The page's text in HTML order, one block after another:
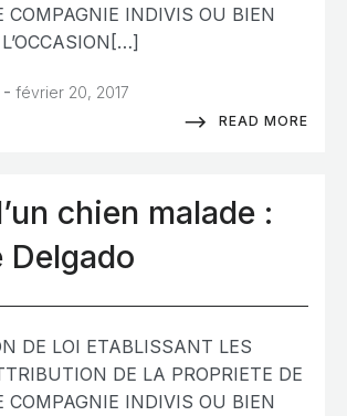
COMPAGNIE INDIVIS OU BIEN
- février 20, 2017
READ MORE
chien malade :
Delgado
DE LOI ETABLISSANT LES
DE LA PROPRIETE DE
COMPAGNIE INDIVIS OU BIEN